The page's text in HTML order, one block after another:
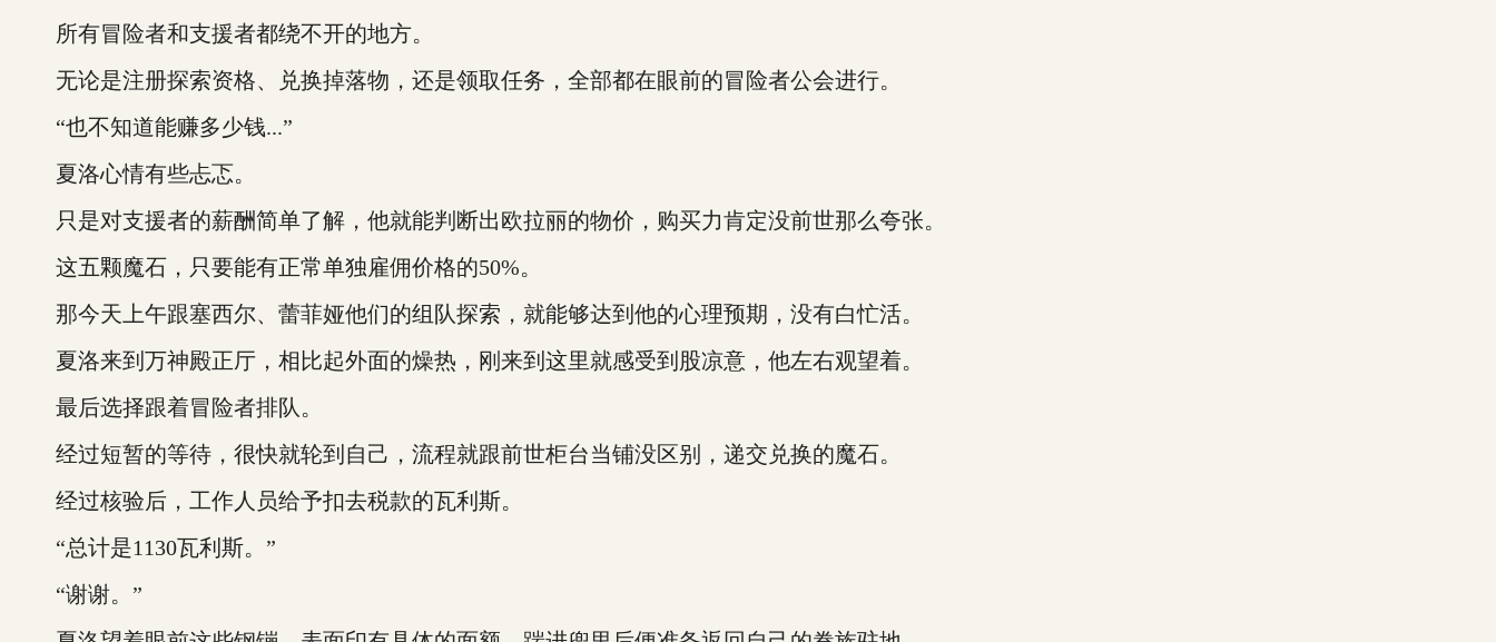
所有冒险者和支援者都绕不开的地方。
无论是注册探索资格、兑换掉落物，还是领取任务，全部都在眼前的冒险者公会进行。
“也不知道能赚多少钱...”
夏洛心情有些忐忑。
只是对支援者的薪酬简单了解，他就能判断出欧拉丽的物价，购买力肯定没前世那么夸张。
这五颗魔石，只要能有正常单独雇佣价格的50%。
那今天上午跟塞西尔、蕾菲娅他们的组队探索，就能够达到他的心理预期，没有白忙活。
夏洛来到万神殿正厅，相比起外面的燥热，刚来到这里就感受到股凉意，他左右观望着。
最后选择跟着冒险者排队。
经过短暂的等待，很快就轮到自己，流程就跟前世柜台当铺没区别，递交兑换的魔石。
经过核验后，工作人员给予扣去税款的瓦利斯。
“总计是1130瓦利斯。”
“谢谢。”